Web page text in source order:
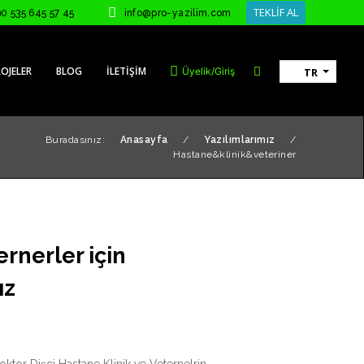
535 645 57 45 info@pro-yazilim.com TEKLİF AL
BLOG İLETIŞIM Üyelik/Giriş TR
Buradasınız: Anasayfa / Yazılımlarımız
/
Hastane&klinik&veteriner
için